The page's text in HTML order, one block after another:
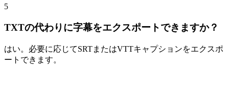
5
TXTの代わりに字幕をエクスポートできますか？
はい。必要に応じてSRTまたはVTTキャプションをエクスポ
ートできます。